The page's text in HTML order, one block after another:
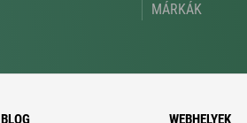
MÁRKÁK
BLOG WEBHELYEK